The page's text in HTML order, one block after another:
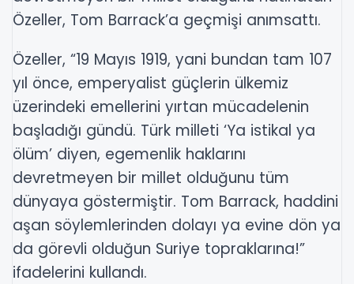
Özeller, Tom Barrack’a geçmişi anımsattı.
Özeller, “19 Mayıs 1919, yani bundan tam 107
yıl önce, emperyalist güçlerin ülkemiz
üzerindeki emellerini yırtan mücadelenin
başladığı gündü. Türk milleti ‘Ya istikal ya
ölüm’ diyen, egemenlik haklarını
devretmeyen bir millet olduğunu tüm
dünyaya göstermiştir. Tom Barrack, haddini
aşan söylemlerinden dolayı ya evine dön ya
da görevli olduğun Suriye topraklarına!”
ifadelerini kullandı.